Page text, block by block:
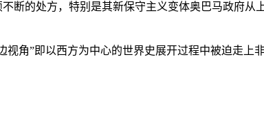
不断的处方，特别是其新保守主义变体奥巴马政府
视角”即以西方为中心的世界史展开过程中被迫走